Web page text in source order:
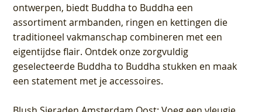
ontwerpen, biedt Buddha to Buddha een
assortiment armbanden, ringen en kettingen die
traditioneel vakmanschap combineren met een
eigentijdse flair. Ontdek onze zorgvuldig
geselecteerde Buddha to Buddha stukken en maak
een statement met je accessoires.